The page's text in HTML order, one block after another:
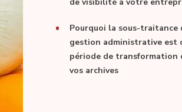
Pourquoi la sous-traitance
gestion administrative est
période de transformation
vos archives